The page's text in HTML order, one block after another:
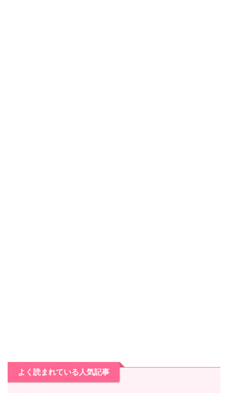
よく読まれている人気記事